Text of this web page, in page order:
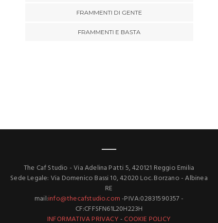
FRAMMENTI DI GENTE
FRAMMENTI E BASTA
The Caf Studio - Via Adelina Patti 5, 420121 Reggio Emilia
Sede Legale: Via Domenico Bassi 10, 42020 Loc. Borzano - Albinea
RE
mail:info@thecafstudio.com-PIVA:02831590357 -
CF:CFFSFN61L20H223H
INFORMATIVA PRIVACY-COOKIE POLICY